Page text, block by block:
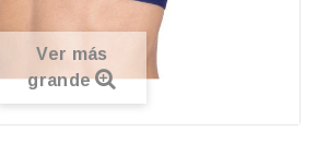
Ver más
grande